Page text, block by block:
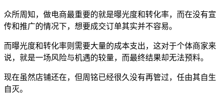
众所周知，做电商最重要的就是曝光度和转化率，而在没有宣
传和推广的情况下，想要成交订单其实并不容易。
而曝光度和转化率则需要大量的成本支出，这对于个体商家来
说，就是一场风险与机遇的较量，而最终结果却无法预料。
现在虽然店铺还在，但周铭已经很久没有再管过，任由其自生
自灭。